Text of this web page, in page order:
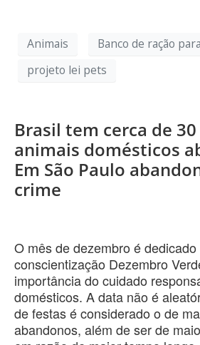
Animais Banco de ração
projeto lei pets
Brasil tem cerca de
animais domésticos
Em São Paulo
crime
O mês de dezembro é
conscientização Dezembro
importância do cuidado
domésticos. A data não é
de festas é considerado o de
abandonos, além de ser de